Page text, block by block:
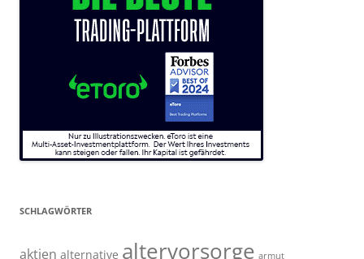
SCHLAGWÖRTER
aktien alternative altervorsorge armut